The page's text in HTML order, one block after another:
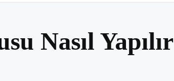
Nasıl Yapılır